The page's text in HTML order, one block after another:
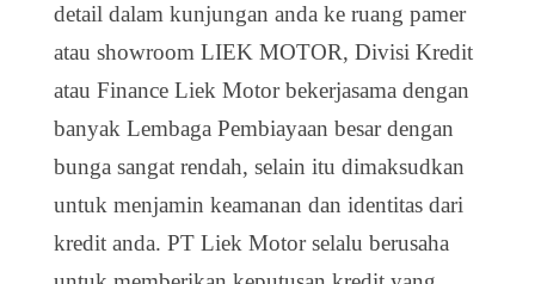
detail dalam kunjungan anda ke ruang pamer
atau showroom LIEK MOTOR, Divisi Kredit
atau Finance Liek Motor bekerjasama dengan
banyak Lembaga Pembiayaan besar dengan
bunga sangat rendah, selain itu dimaksudkan
untuk menjamin keamanan dan identitas dari
kredit anda. PT Liek Motor selalu berusaha